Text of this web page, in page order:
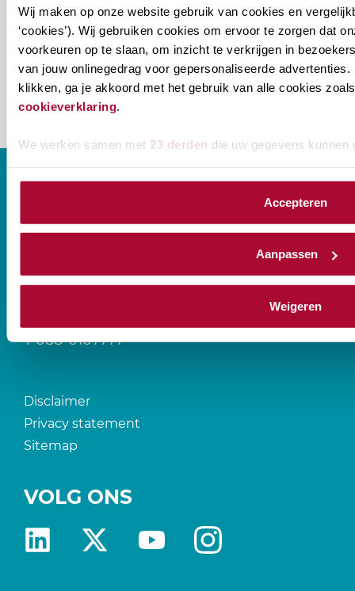
Wij maken op onze website gebruik van cookies en
‘cookies’). Wij gebruiken cookies om ervoor te zorgen dat
voorkeuren op te slaan, om inzicht te verkrijgen in
van jouw onlinegedrag voor gepersonaliseerde advertenties.
klikken, ga je akkoord met het gebruik van alle cookies
cookieverklaring.
We werken samen met 23 derden die uw gegevens kunnen
Accepteren
Aanpassen
Weigeren
naam@bedrijf.nl
CONTACT
T088-0107777
Disclaimer
Privacy statement
Sitemap
VOLG ONS